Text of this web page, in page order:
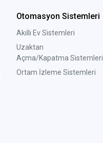
Otomasyon Sistemleri
Akıllı Ev Sistemleri
Uzaktan
Açma/Kapatma Sistemleri
Ortam İzleme Sistemleri